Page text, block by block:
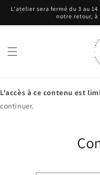
passer
L'atelier sera fermé du 3 au
notre retour,
L'accès à ce contenu est
continuer.